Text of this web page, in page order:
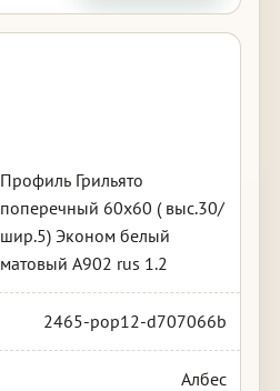
Профиль Грильято
поперечный 60х60 ( выс.30/
шир.5) Эконом белый
матовый А902 rus 1.2
2465-pop12-d707066b
Албес